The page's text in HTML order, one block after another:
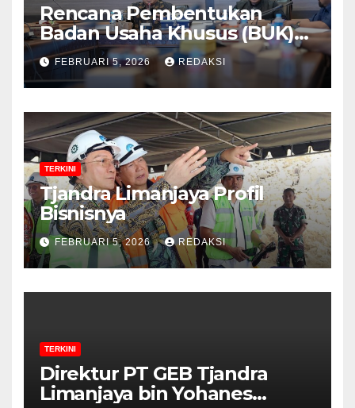
Rencana Pembentukan
Badan Usaha Khusus (BUK)
Menguat dalam Revisi RUU
Migas, Ini Alasannya!
FEBRUARI 5, 2026 REDAKSI
TERKINI
Tjandra Limanjaya Profil
Bisnisnya
FEBRUARI 5, 2026 REDAKSI
TERKINI
Direktur PT GEB Tjandra
Limanjaya bin Yohanes